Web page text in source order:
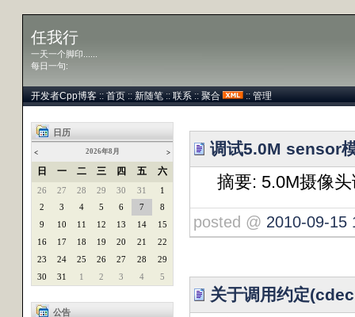
任我行
一天一个脚印......
每日一句:
开发者Cpp博客 :: 首页 :: 新随笔 :: 联系 :: 聚合 :: 管理
日历
< 2026年8月 >
日 一 二 三 四 五 六
26 27 28 29 30 31
1
2
3 4 5 6 7
8
9
10 11 12 13 14
15
16
17 18 19 20 21
22
23
24 25 26 27 28
29
30
31 1 2 3 4 5
公告
调试5.0M sensor
摘要: 5.0M摄像
posted @ 2010-09-15
关于调用约定